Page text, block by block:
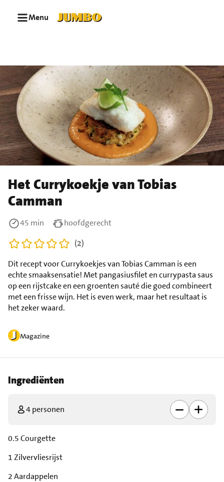
Menu
Het Currykoekje van Tobias
Camman
Magazine
Dit recept voor Currykoekjes van Tobias Camman is een
echte smaaksensatie! Met pangasiusfilet en currypasta saus
op een rijstcake en een groenten sauté die goed combineert
met een frisse wijn. Het is even werk, maar het resultaat is
het zeker waard.
45 min
hoofdgerecht
(2)
Ingrediënten
4 personen
0.5 Courgette
1 Zilvervliesrijst
2 Aardappelen